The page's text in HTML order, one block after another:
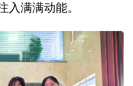
长治
入满满动能。